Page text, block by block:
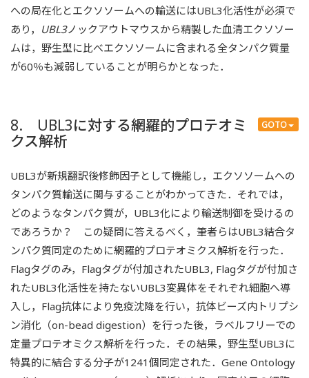
への局在化とエクソソームへの輸送にはUBL3化活性が必須で
あり， UBL3ノックアウトマウスから精製した血清エクソソー
ムは，野生型に比べエクソソームに含まれる全タンパク質量
が60％も減弱していることが明らかとなった．
GOTO
8. UBL3に対する網羅的プロテオミ
クス解析
UBL3が新規翻訳後修飾因子として機能し，エクソソームへの
タンパク質輸送に関与することがわかってきた．それでは，
どのようなタンパク質が，UBL3化により輸送制御を受けるの
であろうか？ この疑問に答えるべく，筆者らはUBL3結合タ
ンパク質同定のために網羅的プロテオミクス解析を行った．
Flagタグのみ，Flagタグが付加されたUBL3, Flagタグが付加さ
れたUBL3化活性を持たないUBL3変異体をそれぞれ細胞へ導
入し，Flag抗体により免疫沈降を行い，抗体ビーズ内トリプシ
ン消化（on-bead digestion）を行った後，ラベルフリーでの
定量プロテオミクス解析を行った．その結果，野生型UBL3に
特異的に結合する分子が1241個同定された．Gene Ontology